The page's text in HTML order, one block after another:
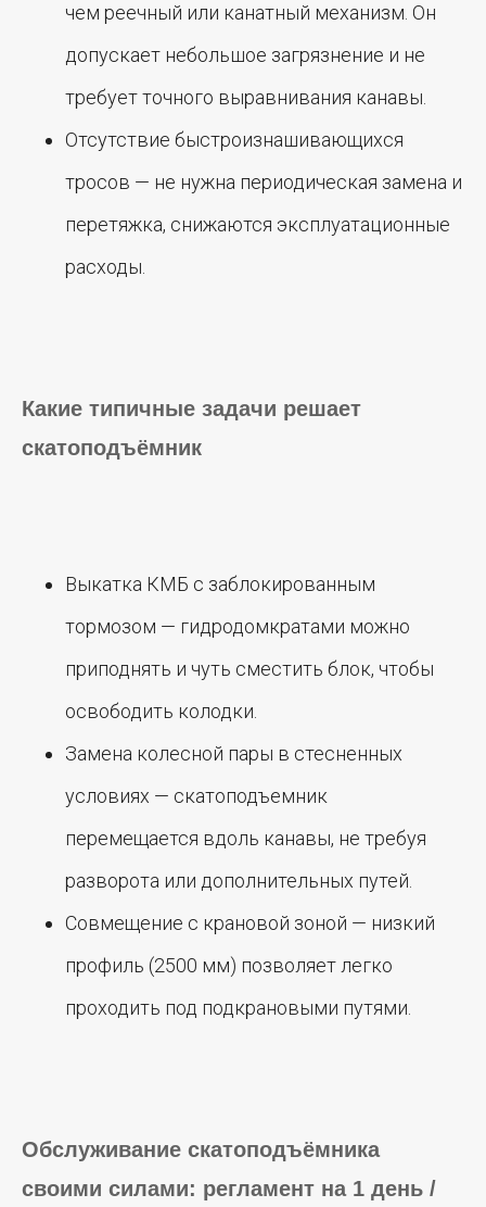
чем реечный или канатный механизм. Он
допускает небольшое загрязнение и не
требует точного выравнивания канавы.
Отсутствие быстроизнашивающихся
тросов — не нужна периодическая замена и
перетяжка, снижаются эксплуатационные
расходы.
Какие типичные задачи решает
скатоподъёмник
Выкатка КМБ с заблокированным
тормозом — гидродомкратами можно
приподнять и чуть сместить блок, чтобы
освободить колодки.
Замена колесной пары в стесненных
условиях — скатоподъемник
перемещается вдоль канавы, не требуя
разворота или дополнительных путей.
Совмещение с крановой зоной — низкий
профиль (2500 мм) позволяет легко
проходить под подкрановыми путями.
Обслуживание скатоподъёмника
своими силами: регламент на 1 день /